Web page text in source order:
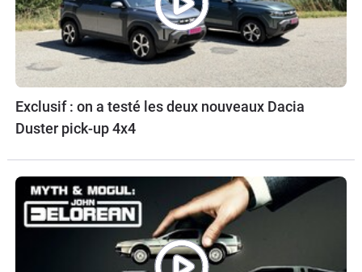
Exclusif : on a testé les deux nouveaux Dacia
Duster pick-up 4x4